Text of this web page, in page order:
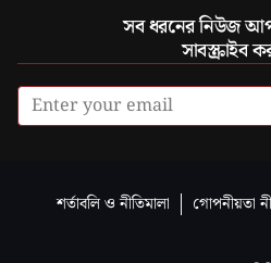
সব ধরনের নিউজ
সাবস্ক্রাইব
শর্তাবলি ও নীতিমালা গোপনীয়তা